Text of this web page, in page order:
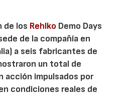
de los Rehlko Demo Days
de la compañía en
a seis fabricantes de
un total de
acción impulsados por
condiciones reales de